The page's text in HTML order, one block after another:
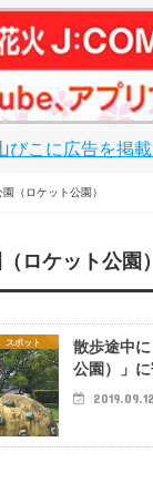
びこに広告を掲
（ロケット公園）
ロケット公園）
スポット
散歩途中
公園）」
2019.09.12